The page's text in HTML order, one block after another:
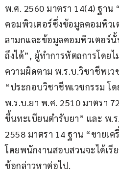
พ.ศ. 2560 มาตรา 14(4) ฐาน
คอมพิวเตอร์ซึ่งข้อมูลคอมพิว
ลามกและข้อมูลคอมพิวเตอร์
ถึงได้”, ผู้ทำการหัตถการโดย
ความผิดตาม พ.ร.บ.วิชาชีพเว
“ประกอบวิชาชีพเวชกรรม โ
พ.ร.บ.ยา พ.ศ. 2510 มาตรา
ขึ้นทะเบียนตำรับยา” และ พ.ร
2558 มาตรา 14 ฐาน “ขายเค
โดยพนักงานสอบสวนจะได้เรี
ข้อกล่าวหาต่อไป.